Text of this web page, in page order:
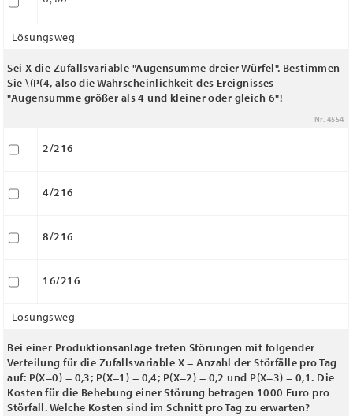
Lösungsweg
Sei X die Zufallsvariable "Augensumme dreier Würfel". Bestimmen
Sie\(P(4, also die Wahrscheinlichkeit des Ereignisses
"Augensumme größer als 4 und kleiner oder gleich 6"!
Nr. 4554
2/216
4/216
8/216
16/216
Lösungsweg
Bei einer Produktionsanlage treten Störungen mit folgender
Verteilung für die Zufallsvariable X = Anzahl der Störfälle pro Tag
auf: P(X=0) = 0,3; P(X=1) = 0,4; P(X=2) = 0,2 und P(X=3) = 0,1. Die
Kosten für die Behebung einer Störung betragen 1000 Euro pro
Störfall. Welche Kosten sind im Schnitt pro Tag zu erwarten?